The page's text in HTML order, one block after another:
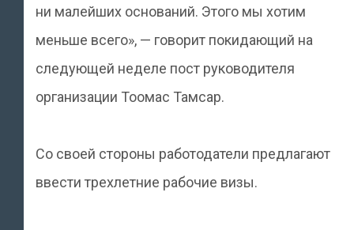
ни малейших оснований. Этого мы хотим
меньше всего», — говорит покидающий на
следующей неделе пост руководителя
организации Тоомас Тамсар.
Со своей стороны работодатели предлагают
ввести трехлетние рабочие визы.